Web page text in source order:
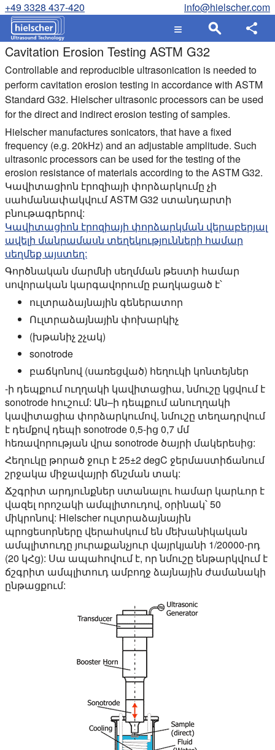
+49 3328 437-420 info@hielscher.com
Cavitation Erosion Testing ASTM G32
Controllable and reproducible ultrasonication is needed to
perform cavitation erosion testing in accordance with ASTM
Standard G32. Hielscher ultrasonic processors can be used
for the direct and indirect erosion testing of samples.
Hielscher manufactures sonicators, that have a fixed
frequency (e.g. 20kHz) and an adjustable amplitude. Such
ultrasonic processors can be used for the testing of the
erosion resistance of materials according to the ASTM G32.
Կավիտացիոն էրոզիայի փորձարկումը չի
սահմանափակվում ASTM G32 ստանդարտի
բնութագրերով:
Կավիտացիոն էրոզիայի փորձարկման վերաբերյալ
ավելի մանրամասն տեղեկությունների համար
սեղմեք այստեղ:
Գործնական մարմնի սեղմման թեստի համար
սովորական կարգավորումը բաղկացած է՝
ուլտրաձայնային գեներատոր
Ուլտրաձայնային փոխարկիչ
(խթանիչ շչակ)
sonotrode
բաճկոնով (սառեցված) հեղուկի կոնտեյներ
-ի դեպքումուղղակի կավիտացիա, նմուշը կցվում է
sonotrode հուշում: Ան–ի դեպքումանուղղակի
կավիտացիա փորձարկումով, նմուշը տեղադրվում
է դեմքով դեպի sonotrode 0,5-ից 0,7 մմ
հեռավորության վրա sonotrode ծայրի մակերեսից:
Հեղուկը թորած ջուր է 25±2 degC ջերմաստիճանում
շրջակա միջավայրի ճնշման տակ:
Ճշգրիտ արդյունքներ ստանալու համար կարևոր է
վազել որոշակի ամպլիտուդով, օրինակ՝ 50
միկրոնով: Hielscher ուլտրաձայնային
պրոցեսորները վերահսկում են մեխանիկական
ամպլիտուդը յուրաքանչյուր վայրկյանի 1/20000-րդ
(20 կՀց): Սա ապահովում է, որ նմուշը ենթարկվում է
ճշգրիտ ամպլիտուդ ամբողջ ձայնային ժամանակի
ընթացքում: